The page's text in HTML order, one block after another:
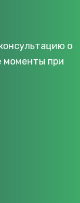
о
моменты при